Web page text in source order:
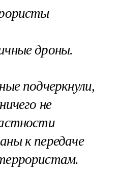
дроны.
подчеркнули,
не
к передаче